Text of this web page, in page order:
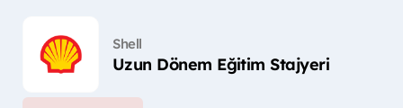
Shell
Uzun Dönem Eğitim Stajyeri